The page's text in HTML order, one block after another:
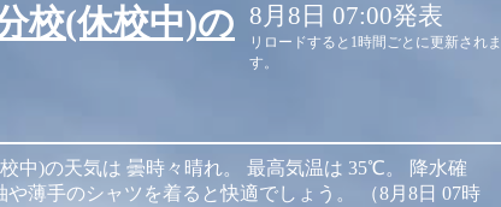
校(休校中)の 8月8日 07:00発表
リロードすると1時間ごとに更新されま
す。
中)の天気は 曇時々晴れ。 最高気温は 35℃。
降水確
や薄手のシャツを着ると快適でしょう。
（8月8日 07時